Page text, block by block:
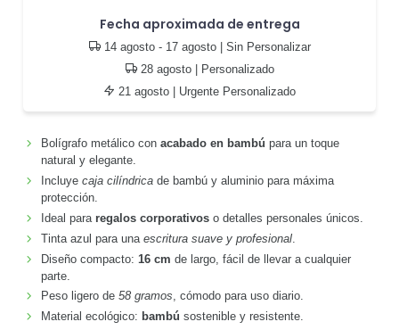
Fecha aproximada de entrega
14 agosto - 17 agosto| Sin Personalizar
28 agosto| Personalizado
21 agosto | Urgente Personalizado
Bolígrafo metálico con acabado en bambú para un toque
natural y elegante.
Incluye caja cilíndricade bambú y aluminio para máxima
protección.
Ideal para regalos corporativoso detalles personales únicos.
Tinta azul para una escritura suave y profesional.
Diseño compacto: 16 cm de largo, fácil de llevar a cualquier
parte.
Peso ligero de 58 gramos, cómodo para uso diario.
Material ecológico: bambú sostenible y resistente.